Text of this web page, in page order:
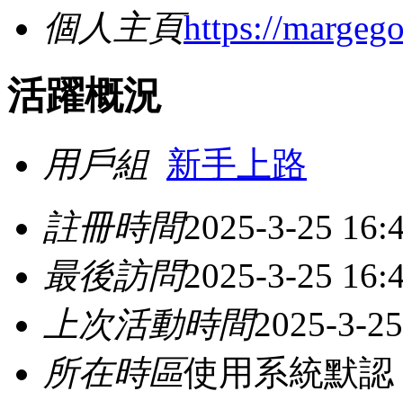
個人主頁https://
活躍概況
用戶組 新手上路
註冊時間2025-3-25
最後訪問2025-3-25
上次活動時間2025-3-
所在時區使用系統默認